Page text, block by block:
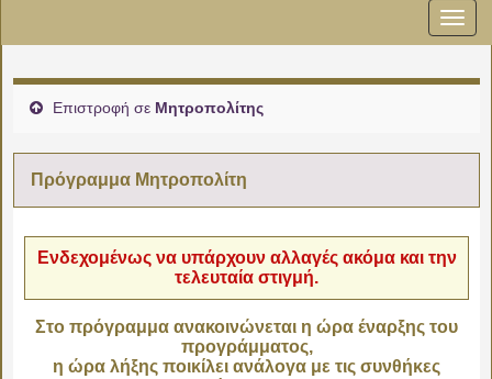
Επιστροφή σε Μητροπολίτης
Πρόγραμμα Μητροπολίτη
Ενδεχομένως να υπάρχουν αλλαγές ακόμα και την
τελευταία στιγμή.
Στο πρόγραμμα ανακοινώνεται η ώρα έναρξης του
προγράμματος,
η ώρα λήξης ποικίλει ανάλογα με τις συνθήκες